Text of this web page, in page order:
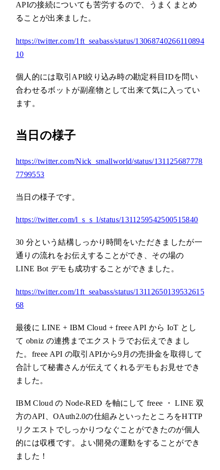
APIの接続についても苦労するので、うまくまとめ
ることが出来ました。
https://twitter.com/1ft_seabass/status/13068740266110894
10
個人的には取引API絞り込み時の勘定科目IDを問い
合わせるボットが副産物として出来て気に入ってい
ます。
当日の様子
https://twitter.com/Nick_smallworld/status/131125687778
7799553
当日の様子です。
https://twitter.com/l_s_s_l/status/1311259542500515840
30 分という結構しっかり時間をいただきましたが一
通りの流れをお伝えすることができ、その場の
LINE Bot デモも成功することができました。
https://twitter.com/1ft_seabass/status/13112650139532615
68
最後に LINE + IBM Cloud + freee API から IoT とし
て obniz の連携までエクストラでお伝えできまし
た。freee API の取引APIから9月の売掛金を取得して
合計して秘書さんが伝えてくれるデモもお見せでき
ました。
IBM Cloud の Node-RED を軸にして freee ・ LINE 双
方のAPI、OAuth2.0の仕組みといったところをHTTP
リクエストでしっかりつなぐことができたのが個人
的には収穫です。よい開発の運動をすることができ
ました！